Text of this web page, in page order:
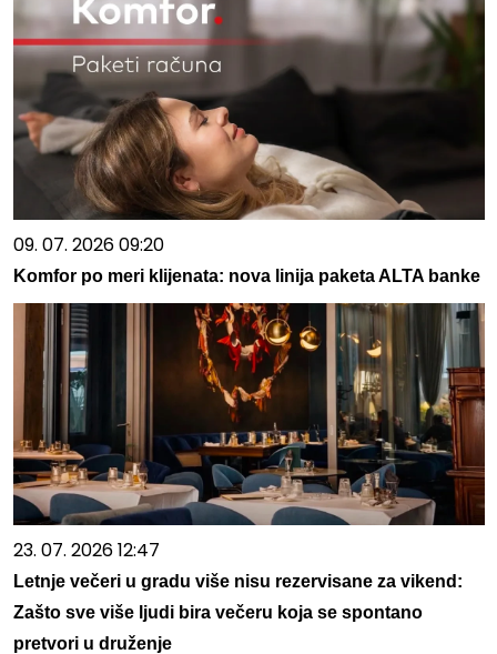
09. 07. 2026 09:20
Komfor po meri klijenata: nova linija paketa ALTA banke
23. 07. 2026 12:47
Letnje večeri u gradu više nisu rezervisane za vikend:
Zašto sve više ljudi bira večeru koja se spontano
pretvori u druženje